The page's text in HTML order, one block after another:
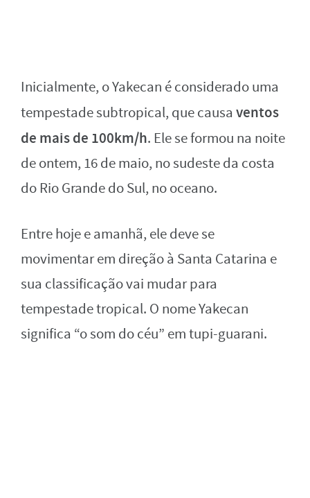
Inicialmente, o Yakecan é considerado uma
tempestade subtropical, que causa ventos
de mais de 100km/h. Ele se formou na noite
de ontem, 16 de maio, no sudeste da costa
do Rio Grande do Sul, no oceano.
Entre hoje e amanhã, ele deve se
movimentar em direção à Santa Catarina e
sua classificação vai mudar para
tempestade tropical. O nome Yakecan
significa “o som do céu” em tupi-guarani.